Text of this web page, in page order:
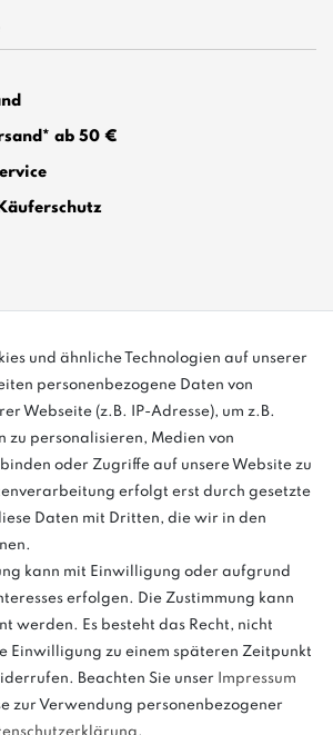
ab 50 €
- 16:00
zum Ortstarif, Preise aus dem Mobilfunknetz
vom Provider).
und
weitere.
und ähnliche Technologien auf unserer
personenbezogene Daten von
Webseite (z.B. IP-Adresse), um z.B.
zu personalisieren, Medien von
oder Zugriffe auf unsere Website zu
erfolgt erst durch gesetzte
Daten mit Dritten, die wir in den
kann mit Einwilligung oder aufgrund
erfolgen. Die Zustimmung kann
werden. Es besteht das Recht, nicht
Einwilligung zu einem späteren Zeitpunkt
Beachten Sie unser
Impressum
zur Verwendung personenbezogener